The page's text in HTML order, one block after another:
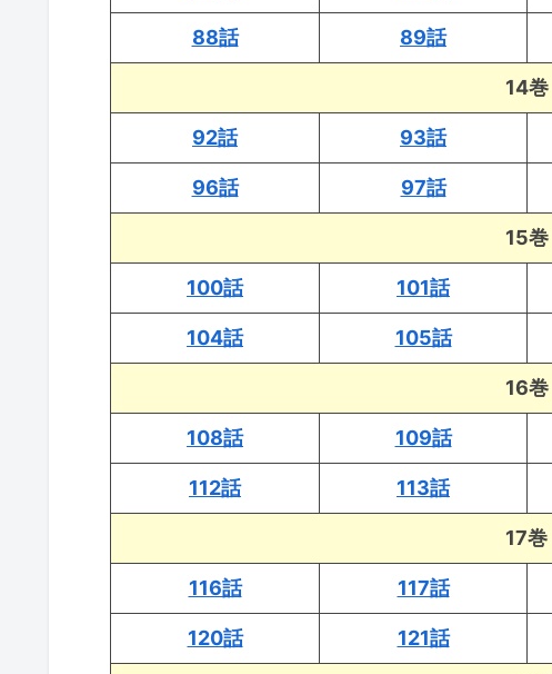
88話 89話
14巻
92話 93話
96話 97話
15巻
100話 101話
104話 105話
16巻
108話 109話
112話 113話
17巻
116話 117話
120話 121話